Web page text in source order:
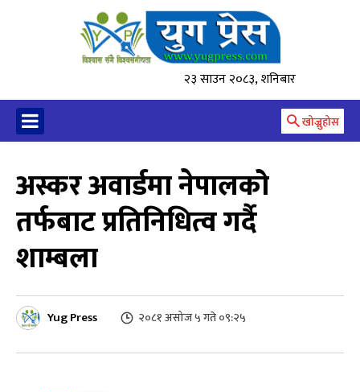
२३ साउन २०८३, शनिबार
खोज्नुहोस
अस्कर अवार्डमा नेपालको
तर्फबाट प्रतिनिधित्व गर्दै
शाम्बला
Yug Press २०८१ असोज ५ गते ०९:२५